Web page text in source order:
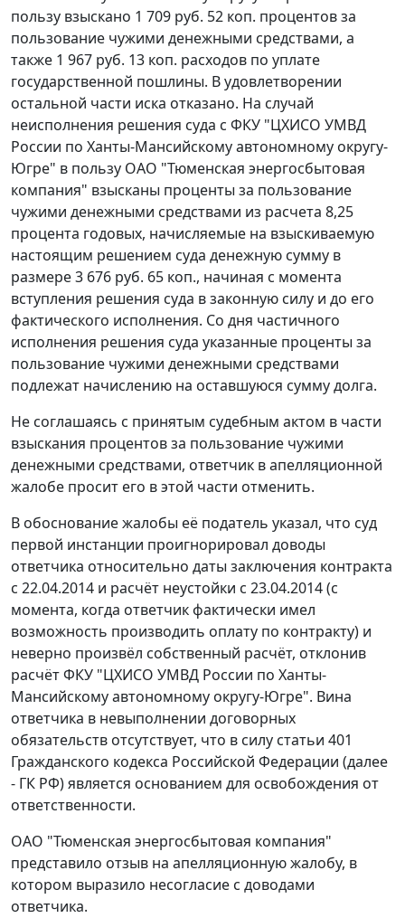
пользу взыскано 1 709 руб. 52 коп. процентов за
пользование чужими денежными средствами, а
также 1 967 руб. 13 коп. расходов по уплате
государственной пошлины. В удовлетворении
остальной части иска отказано. На случай
неисполнения решения суда с ФКУ "ЦХИСО УМВД
России по Ханты-Мансийскому автономному округу-
Югре" в пользу ОАО "Тюменская энергосбытовая
компания" взысканы проценты за пользование
чужими денежными средствами из расчета 8,25
процента годовых, начисляемые на взыскиваемую
настоящим решением суда денежную сумму в
размере 3 676 руб. 65 коп., начиная с момента
вступления решения суда в законную силу и до его
фактического исполнения. Со дня частичного
исполнения решения суда указанные проценты за
пользование чужими денежными средствами
подлежат начислению на оставшуюся сумму долга.
Не соглашаясь с принятым судебным актом в части
взыскания процентов за пользование чужими
денежными средствами, ответчик в апелляционной
жалобе просит его в этой части отменить.
В обоснование жалобы её податель указал, что суд
первой инстанции проигнорировал доводы
ответчика относительно даты заключения контракта
с 22.04.2014 и расчёт неустойки с 23.04.2014 (с
момента, когда ответчик фактически имел
возможность производить оплату по контракту) и
неверно произвёл собственный расчёт, отклонив
расчёт ФКУ "ЦХИСО УМВД России по Ханты-
Мансийскому автономному округу-Югре". Вина
ответчика в невыполнении договорных
обязательств отсутствует, что в силу статьи 401
Гражданского кодекса Российской Федерации (далее
- ГК РФ) является основанием для освобождения от
ответственности.
ОАО "Тюменская энергосбытовая компания"
представило отзыв на апелляционную жалобу, в
котором выразило несогласие с доводами
ответчика.